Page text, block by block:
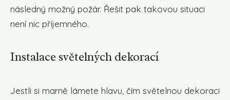
následný možný požár. Řešit pak takovou situaci
není nic příjemného.
Instalace světelných dekorací
Jestli si marně lámete hlavu, čím světelnou dekoraci